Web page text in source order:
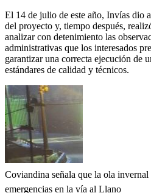
El 14 de julio de este año, Invías dio
del proyecto y, tiempo después,
analizar con detenimiento las
administrativas que los interesados
garantizar una correcta ejecución de
estándares de calidad y técnicos.
Coviandina señala que la ola invernal
emergencias en la vía al Llano